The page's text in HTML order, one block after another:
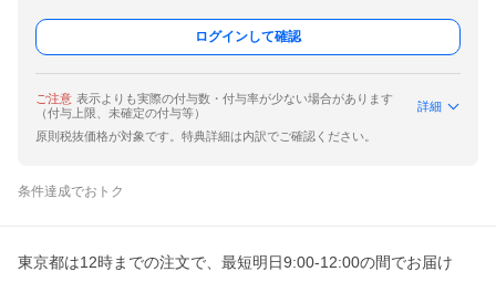
ログインして確認
ご注意 表示よりも実際の付与数・付与率が少ない場合があります
（付与上限、未確定の付与等）
詳細
原則税抜価格が対象です。特典詳細は内訳でご確認ください。
条件達成でおトク
東京都は12時までの注文で、最短明日9:00-12:00の間でお届け